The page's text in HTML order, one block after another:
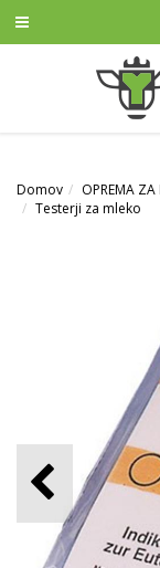
Domov OPREMA ZA
Testerji za mleko